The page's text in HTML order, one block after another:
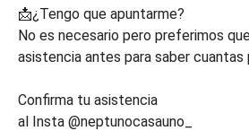
📩¿Tengo que apuntarme?
No es necesario pero preferimos
asistencia antes para saber cuantas
Confirma tu asistencia
al Insta @neptunocasauno_